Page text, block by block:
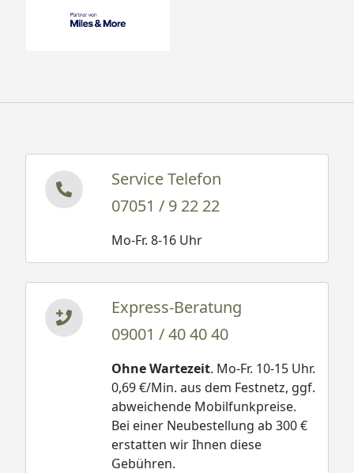
Service Telefon
07051 / 9 22 22
Mo-Fr. 8-16 Uhr
Express-Beratung
09001 / 40 40 40
Ohne Wartezeit. Mo-Fr. 10-15 Uhr.
0,69 €/Min. aus dem Festnetz, ggf.
abweichende Mobilfunkpreise.
Bei einer Neubestellung ab 300 €
erstatten wir Ihnen diese
Gebühren.